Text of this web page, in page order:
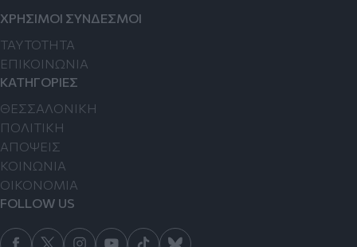
ΧΡΗΣΙΜΟΙ ΣΥΝΔΕΣΜΟΙ
TAYTOTHTA
ΕΠΙΚΟΙΝΩΝΙΑ
ΚΑΤΗΓΟΡΙΕΣ
ΘΕΣΣΑΛΟΝΙΚΗ
ΠΟΛΙΤΙΚΗ
ΑΠΟΨΕΙΣ
ΚΟΙΝΩΝΙΑ
ΟΙΚΟΝΟΜΙΑ
FOLLOW US